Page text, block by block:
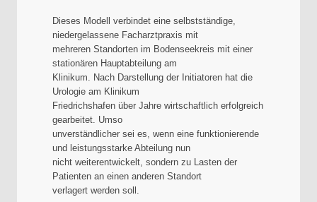
Dieses Modell verbindet eine selbstständige,
niedergelassene Facharztpraxis mit
mehreren Standorten im Bodenseekreis mit einer
stationären Hauptabteilung am
Klinikum. Nach Darstellung der Initiatoren hat die
Urologie am Klinikum
Friedrichshafen über Jahre wirtschaftlich erfolgreich
gearbeitet. Umso
unverständlicher sei es, wenn eine funktionierende
und leistungsstarke Abteilung nun
nicht weiterentwickelt, sondern zu Lasten der
Patienten an einen anderen Standort
verlagert werden soll.